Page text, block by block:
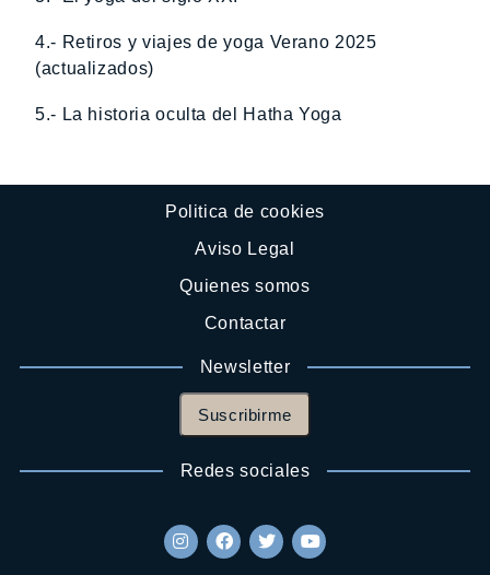
4.- Retiros y viajes de yoga Verano 2025
(actualizados)
5.- La historia oculta del Hatha Yoga
Politica de cookies
Aviso Legal
Quienes somos
Contactar
Newsletter
Suscribirme
Redes sociales